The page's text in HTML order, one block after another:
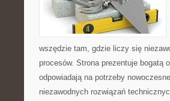
wszędzie tam, gdzie liczy się
procesów. Strona prezentuje bogatą
odpowiadają na potrzeby
niezawodnych rozwiązań